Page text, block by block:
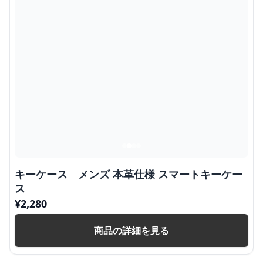
キーケース メンズ 本革仕様 スマートキーケー
ス
¥2,280
商品の詳細を見る